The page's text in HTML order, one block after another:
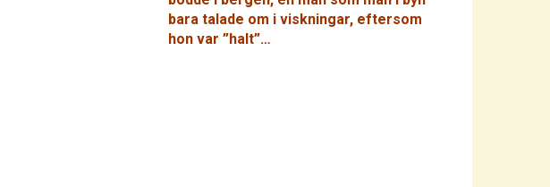
bara talade om i viskningar, eftersom
hon var ”halt”…